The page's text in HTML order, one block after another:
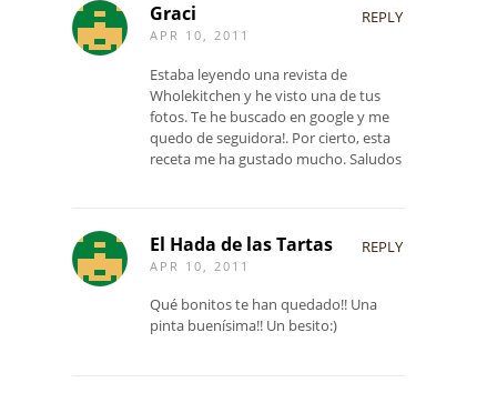
Graci
APR 10, 2011
REPLY
Estaba leyendo una revista de
Wholekitchen y he visto una de tus
fotos. Te he buscado en google y me
quedo de seguidora!. Por cierto, esta
receta me ha gustado mucho. Saludos
El Hada de las Tartas
APR 10, 2011
REPLY
Qué bonitos te han quedado!! Una
pinta buenísima!! Un besito:)